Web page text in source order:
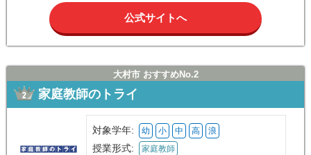
公式サイトへ
大村市 おすすめNo.2
家庭教師のトライ
対象学年: 幼 小 中 高 浪
授業形式: 家庭教師